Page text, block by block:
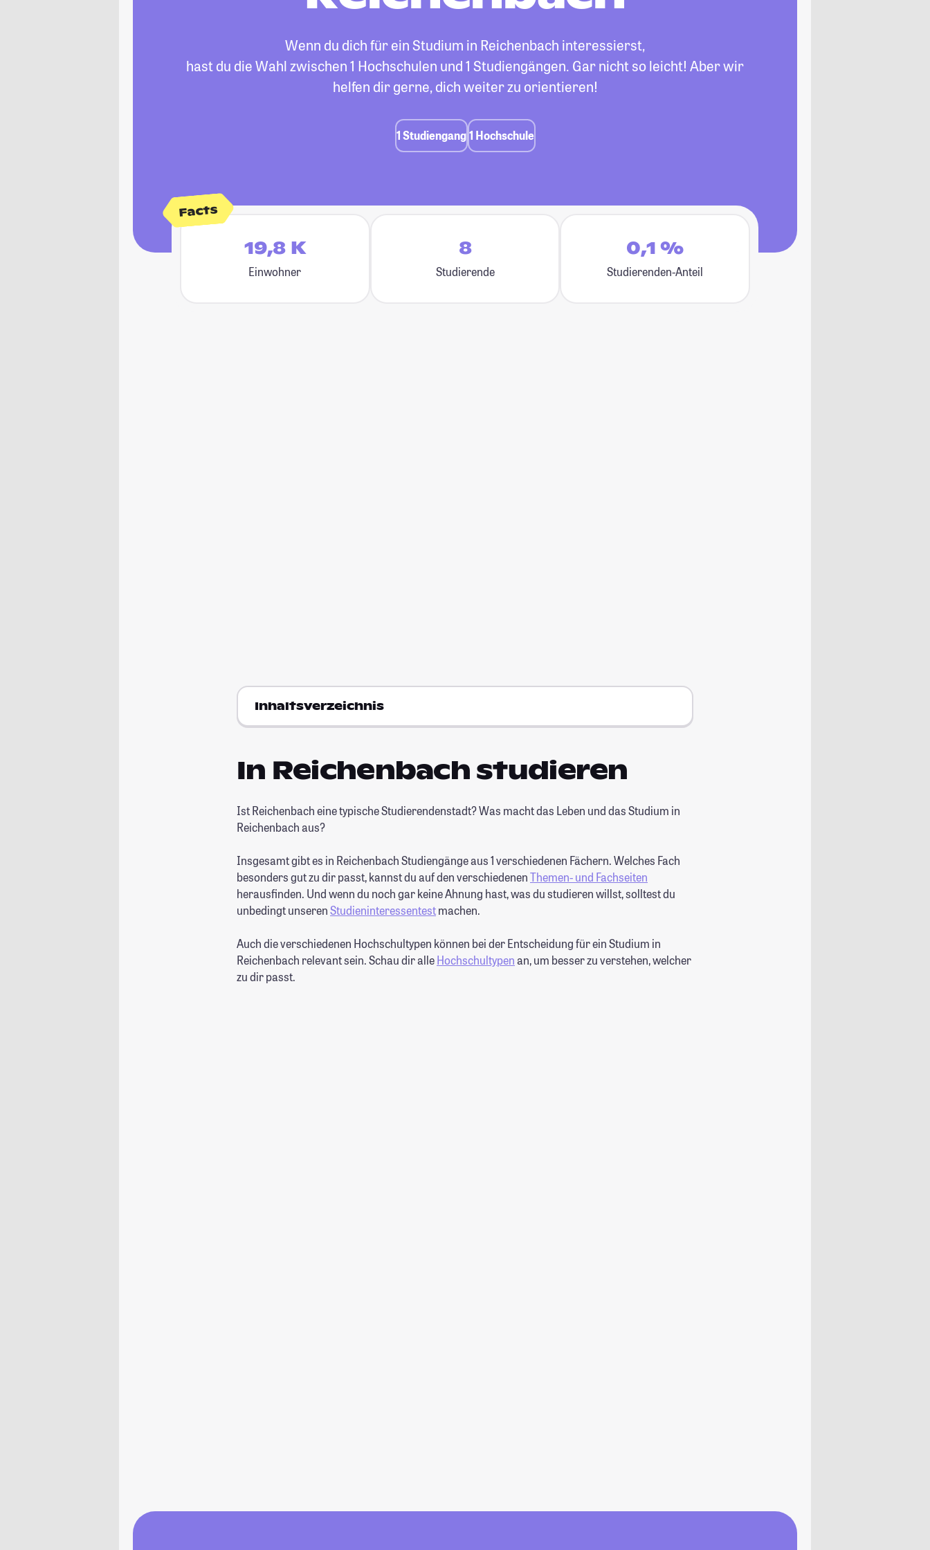
Wenn du dich für ein Studium in Reichenbach interessierst,
hast du die Wahl zwischen 1 Hochschulen und 1 Studiengängen. Gar nicht so leicht! Aber wir
helfen dir gerne, dich weiter zu orientieren!
1 Studiengang 1 Hochschule
Facts
19,8 K
Einwohner
8
Studierende
0,1 %
Studierenden-Anteil
Inhaltsverzeichnis
In Reichenbach studieren
Ist Reichenbach eine typische Studierendenstadt? Was macht das Leben und das Studium in
Reichenbach aus?
Insgesamt gibt es in Reichenbach Studiengänge aus 1 verschiedenen Fächern. Welches Fach
besonders gut zu dir passt, kannst du auf den verschiedenenThemen- und Fachseiten
herausfinden. Und wenn du noch gar keine Ahnung hast, was du studieren willst, solltest du
unbedingt unserenStudieninteressentestmachen.
Auch die verschiedenen Hochschultypen können bei der Entscheidung für ein Studium in
Reichenbach relevant sein. Schau dir alleHochschultypenan, um besser zu verstehen, welcher
zu dir passt.